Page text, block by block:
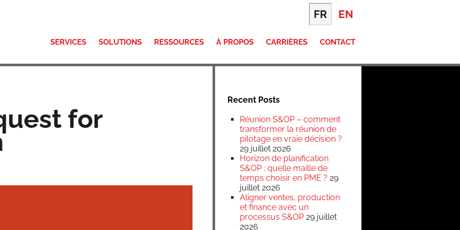
FR EN
SERVICES SOLUTIONS RESSOURCES À PROPOS CARRIÈRES CONTACT
for
Recent Posts
Réunion S&OP – comment
transformer la réunion de
pilotage en vraie décision ?
29 juillet 2026
Horizon de planification
S&OP : quelle maille de
temps choisir en PME ? 29
juillet 2026
Aligner ventes, production
et finance avec un
processus S&OP 29 juillet
2026